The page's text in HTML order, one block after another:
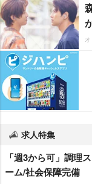
求人特集
「週3から可」調理
ーム/社会保障完備